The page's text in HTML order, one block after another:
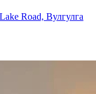
Road, Вулгулга